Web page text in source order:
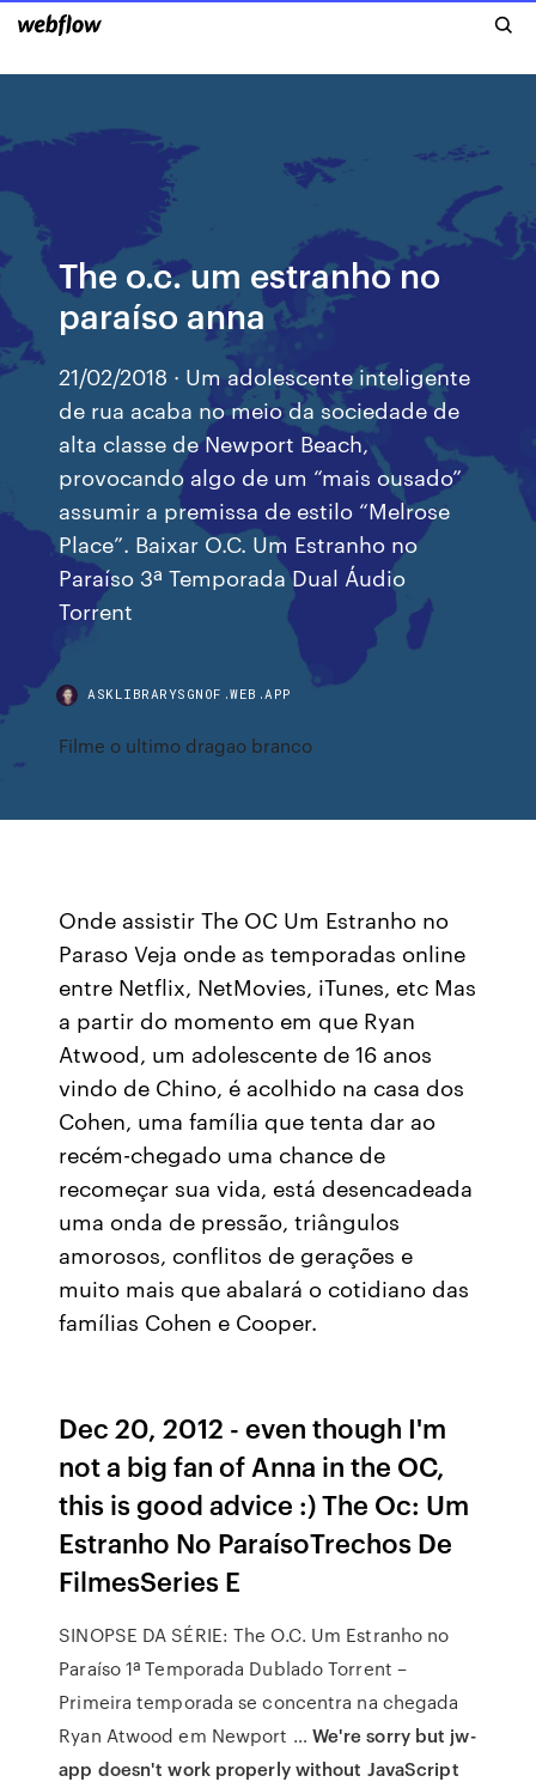
The o.c. um estranho no
paraíso anna
21/02/2018 · Um adolescente inteligente
de rua acaba no meio da sociedade de
alta classe de Newport Beach,
provocando algo de um “mais ousado”
assumir a premissa de estilo “Melrose
Place”. Baixar O.C. Um Estranho no
Paraíso 3ª Temporada Dual Áudio
Torrent
ASKLIBRARYSGNOF.WEB.APP
Filme o ultimo dragao branco
Onde assistir The OC Um Estranho no
Paraso Veja onde as temporadas online
entre Netflix, NetMovies, iTunes, etc Mas
a partir do momento em que Ryan
Atwood, um adolescente de 16 anos
vindo de Chino, é acolhido na casa dos
Cohen, uma família que tenta dar ao
recém-chegado uma chance de
recomeçar sua vida, está desencadeada
uma onda de pressão, triângulos
amorosos, conflitos de gerações e
muito mais que abalará o cotidiano das
famílias Cohen e Cooper.
Dec 20, 2012 - even though I'm
not a big fan of Anna in the OC,
this is good advice :) The Oc: Um
Estranho No ParaísoTrechos De
FilmesSeries E
SINOPSE DA SÉRIE: The O.C. Um Estranho no
Paraíso 1ª Temporada Dublado Torrent –
Primeira temporada se concentra na chegada
Ryan Atwood em Newport … We're sorry but jw-
app doesn't work properly without JavaScript